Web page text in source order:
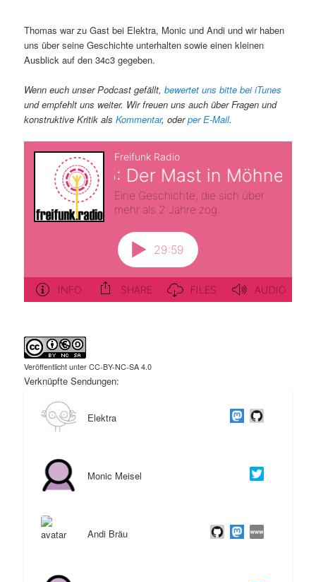
Thomas war zu Gast bei Elektra, Monic und Andi und wir haben
uns über seine Geschichte unterhalten sowie einen kleinen
Ausblick auf den 34c3 gegeben.
Wenn euch unser Podcast gefällt,bewertet uns bitte bei iTunes
und empfehlt uns weiter. Wir freuen uns auch über Fragen und
konstruktive Kritik alsKommentar, oderper E-Mail.
Veröffentlicht unter CC-BY-NC-SA 4.0
Verknüpfte Sendungen:
Elektra
Monic Meisel
Andi Bräu